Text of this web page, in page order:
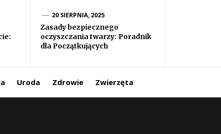
20 SIERPNIA, 2025
Zasady bezpiecznego
oczyszczania twarzy: Poradnik
dla Początkujących
Uroda Zdrowie Zwierzęta